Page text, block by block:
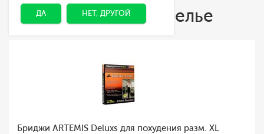
ДА НЕТ, ДРУГОЙ
Корректирующее белье
Бриджи ARTEMIS Deluxs для похудения разм. XL